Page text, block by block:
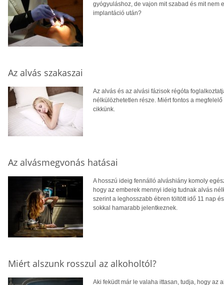
gyógyuláshoz, de vajon mit szabad és mit nem
implantáció után?
Az alvás szakaszai
Az alvás és az alvási fázisok régóta
nélkülözhetetlen része. Miért fontos a
cikkünk.
Az alvásmegvonás hatásai
A hosszú ideig fennálló alváshiány komoly
hogy az emberek mennyi ideig tudnak alvás
szerint a leghosszabb ébren töltött idő 11 nap
sokkal hamarabb jelentkeznek.
Miért alszunk rosszul az alkoholtól?
Aki feküdt már le valaha ittasan, tudja, hogy az